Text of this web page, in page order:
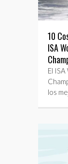
10
ISA
El
los